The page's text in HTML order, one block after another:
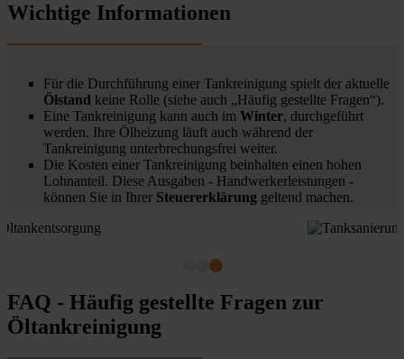
Wichtige Informationen
Für die Durchführung einer Tankreinigung spielt der aktuelle
Ölstand keine Rolle (siehe auch „Häufig gestellte Fragen“).
Eine Tankreinigung kann auch im Winter, durchgeführt
werden. Ihre Ölheizung läuft auch während der
Tankreinigung unterbrechungsfrei weiter.
Die Kosten einer Tankreinigung beinhalten einen hohen
Lohnanteil. Diese Ausgaben - Handwerkerleistungen -
können Sie in Ihrer Steuererklärung geltend machen.
FAQ - Häufig gestellte Fragen zur
Öltankreinigung